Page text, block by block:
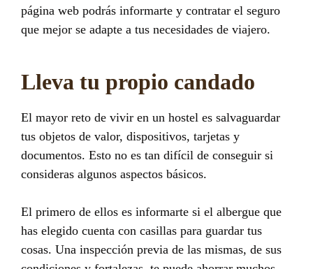
página web podrás informarte y contratar el seguro
que mejor se adapte a tus necesidades de viajero.
Lleva tu propio candado
El mayor reto de vivir en un hostel es salvaguardar
tus objetos de valor, dispositivos, tarjetas y
documentos. Esto no es tan difícil de conseguir si
consideras algunos aspectos básicos.
El primero de ellos es informarte si el albergue que
has elegido cuenta con casillas para guardar tus
cosas. Una inspección previa de las mismas, de sus